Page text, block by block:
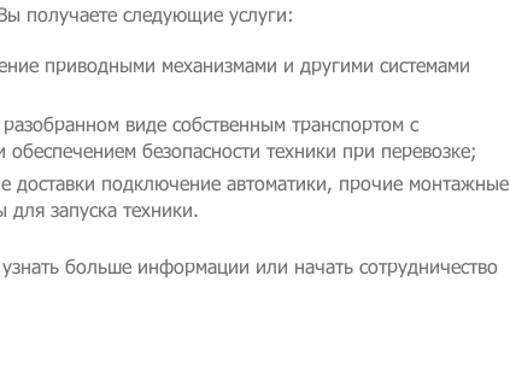
получаете следующие услуги:
приводными механизмами и другими системами
виде собственным транспортом с
безопасности техники при перевозке;
доставки подключение автоматики, прочие монтажные
запуска техники.
больше информации или начать сотрудничество